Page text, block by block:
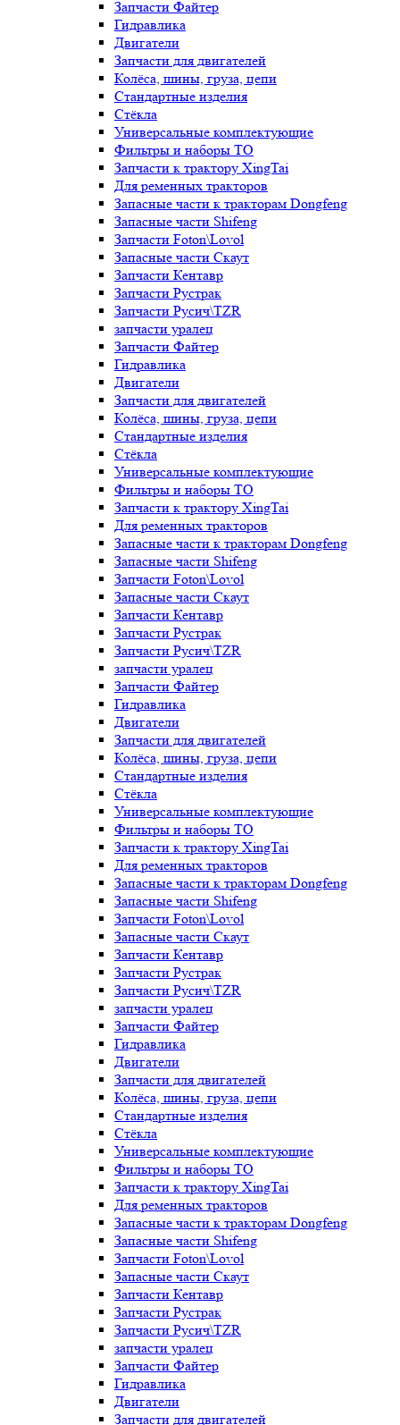
Запчасти Файтер
Гидравлика
Двигатели
Запчасти для двигателей
Колёса, шины, груза, цепи
Стандартные изделия
Стёкла
Универсальные комплектующие
Фильтры и наборы ТО
Запчасти к трактору XingTai
Для ременных тракторов
Запасные части к тракторам Dongfeng
Запасные части Shifeng
Запчасти Foton\Lovol
Запасные части Скаут
Запчасти Кентавр
Запчасти Рустрак
Запчасти Русич\TZR
запчасти уралец
Запчасти Файтер
Гидравлика
Двигатели
Запчасти для двигателей
Колёса, шины, груза, цепи
Стандартные изделия
Стёкла
Универсальные комплектующие
Фильтры и наборы ТО
Запчасти к трактору XingTai
Для ременных тракторов
Запасные части к тракторам Dongfeng
Запасные части Shifeng
Запчасти Foton\Lovol
Запасные части Скаут
Запчасти Кентавр
Запчасти Рустрак
Запчасти Русич\TZR
запчасти уралец
Запчасти Файтер
Гидравлика
Двигатели
Запчасти для двигателей
Колёса, шины, груза, цепи
Стандартные изделия
Стёкла
Универсальные комплектующие
Фильтры и наборы ТО
Запчасти к трактору XingTai
Для ременных тракторов
Запасные части к тракторам Dongfeng
Запасные части Shifeng
Запчасти Foton\Lovol
Запасные части Скаут
Запчасти Кентавр
Запчасти Рустрак
Запчасти Русич\TZR
запчасти уралец
Запчасти Файтер
Гидравлика
Двигатели
Запчасти для двигателей
Колёса, шины, груза, цепи
Стандартные изделия
Стёкла
Универсальные комплектующие
Фильтры и наборы ТО
Запчасти к трактору XingTai
Для ременных тракторов
Запасные части к тракторам Dongfeng
Запасные части Shifeng
Запчасти Foton\Lovol
Запасные части Скаут
Запчасти Кентавр
Запчасти Рустрак
Запчасти Русич\TZR
запчасти уралец
Запчасти Файтер
Гидравлика
Двигатели
Запчасти для двигателей